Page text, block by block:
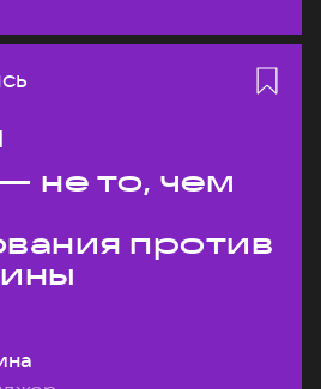
не то, чем
против